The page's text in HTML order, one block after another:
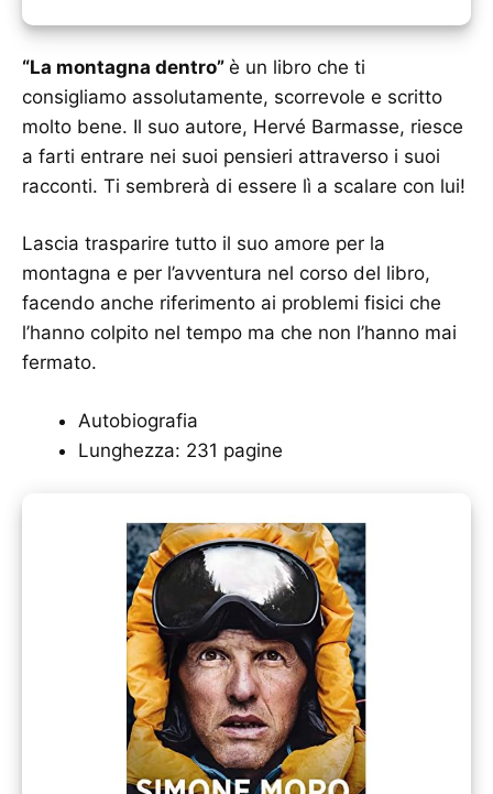
“La montagna dentro” è un libro che ti
consigliamo assolutamente, scorrevole e scritto
molto bene. Il suo autore, Hervé Barmasse, riesce
a farti entrare nei suoi pensieri attraverso i suoi
racconti. Ti sembrerà di essere lì a scalare con lui!
Lascia trasparire tutto il suo amore per la
montagna e per l’avventura nel corso del libro,
facendo anche riferimento ai problemi fisici che
l’hanno colpito nel tempo ma che non l’hanno mai
fermato.
Autobiografia
Lunghezza: 231 pagine